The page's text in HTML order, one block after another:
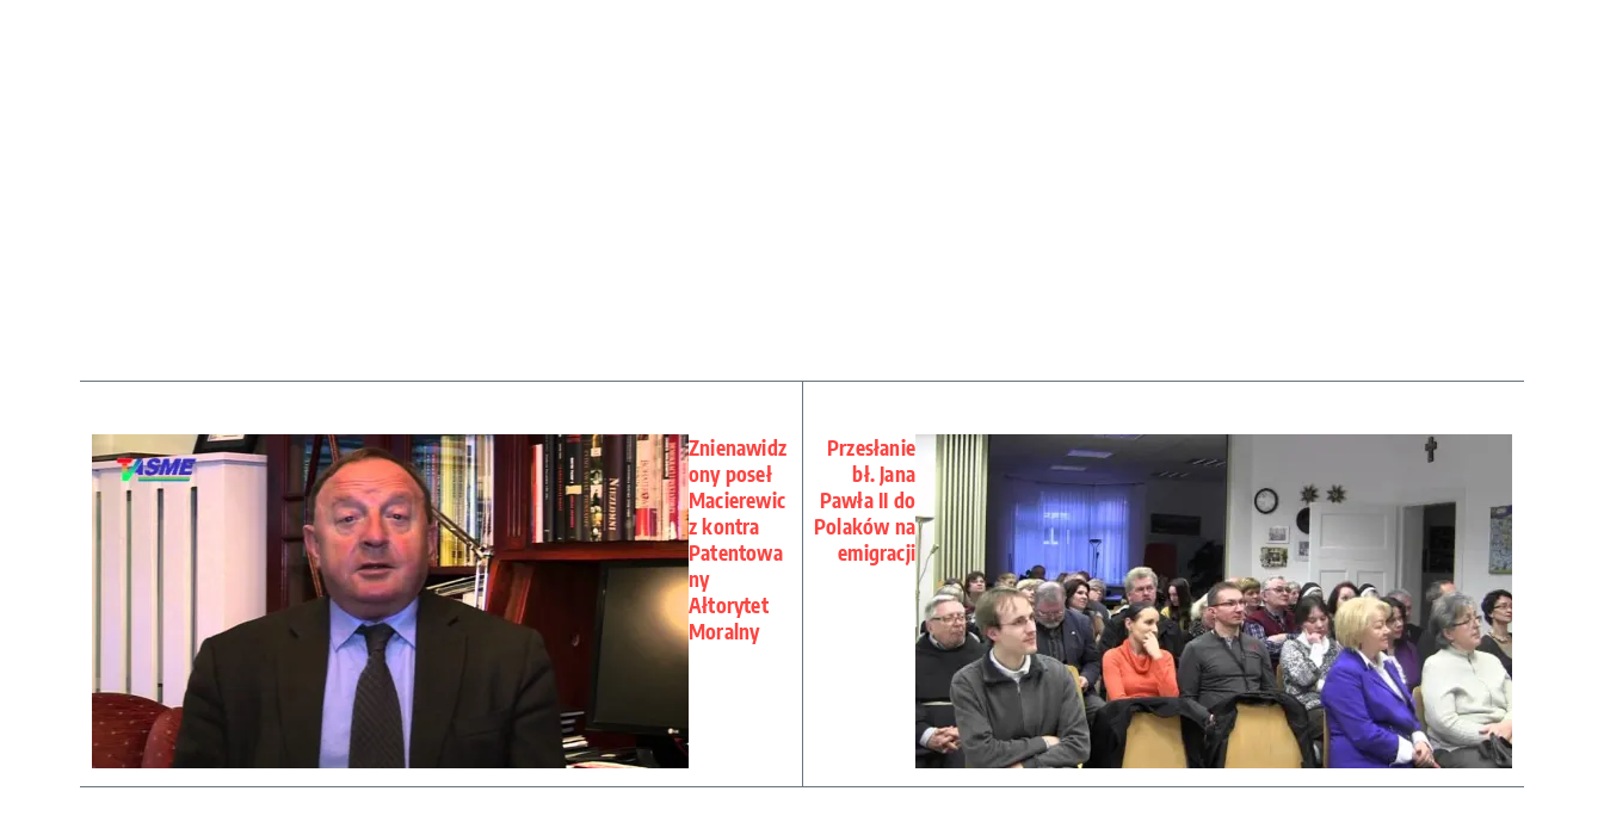
Znienawidz
ony poseł
Macierewic
z kontra
Patentowa
ny
Ałtorytet
Moralny
Przesłanie
bł. Jana
Pawła II do
Polaków na
emigracji